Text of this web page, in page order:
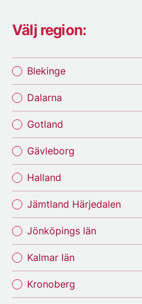
Välj region:
Blekinge
Dalarna
Gotland
Gävleborg
Halland
Jämtland Härjedalen
Jönköpings län
Kalmar län
Kronoberg